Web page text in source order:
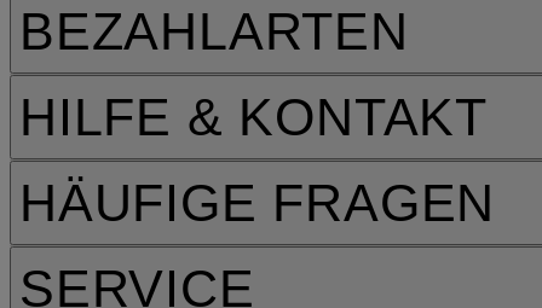
HILFE & KONTAKT
HÄUFIGE FRAGEN
SERVICE
BEZAHLARTEN